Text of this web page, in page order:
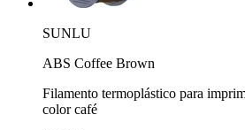
SUNLU
ABS Coffee Brown
Filamento termoplástico para
color café